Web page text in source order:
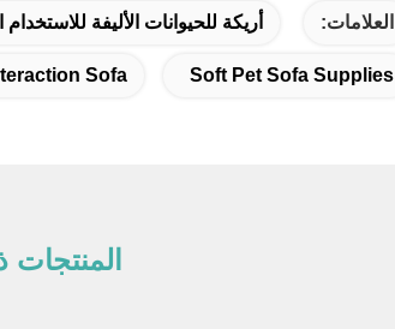
العلامات: أريكة للحيوانات الأليفة
Soft Pet Sofa Supplies
Sofa